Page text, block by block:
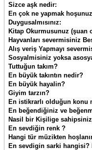
Sizce aşk nedir:
En çok ne yapmak
Duygusalmısınız:
Kitap Okurmusunuz (şuan
Hayvanları severmisiniz
Alış veriş Yapmayı
Sosyalmisiniz yoksa
Tuttuğun takım?
En büyük takıntın nedir?
En büyük hayalin?
Giyim tarzın?
En istikrarlı olduğun konu
En beğendiğiniz ve
Nasil bir Kişilige
En sevdiğin renk ?
Hangi tür müzikten
En sevdigin sarki hangisi?